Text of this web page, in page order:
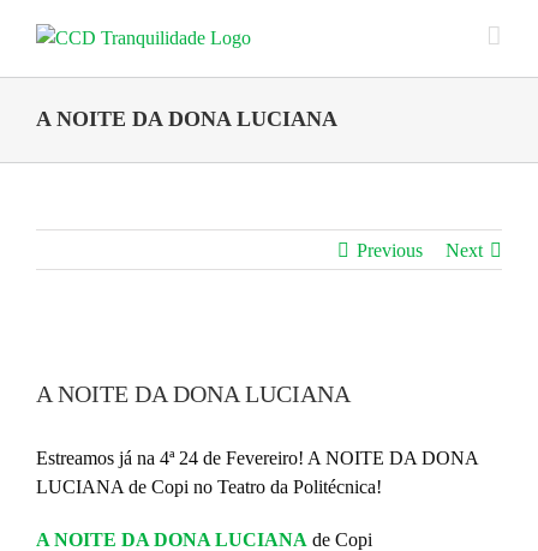
A NOITE DA DONA LUCIANA
Previous Next
Larger
A NOITE DA DONA LUCIANA
Estreamos já na 4ª 24 de Fevereiro! A NOITE DA DONA
LUCIANA de Copi no Teatro da Politécnica!
A NOITE DA DONA LUCIANA de Copi